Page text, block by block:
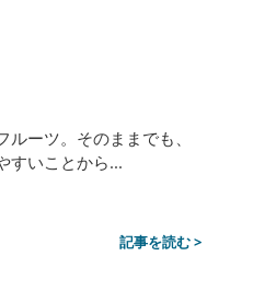
ーツ。そのままでも、
すいことから...
記事を読む >